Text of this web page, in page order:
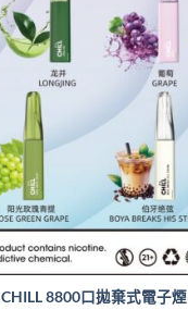
CHILL 8800口拋棄式電子煙